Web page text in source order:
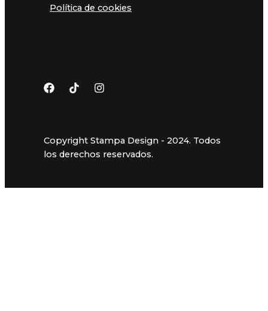
Política de cookies
Copyright Stampa Design - 2024. Todos
los derechos reservados.